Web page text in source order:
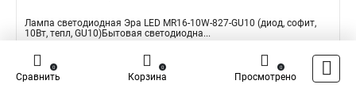
Лампа светодиодная Эра LED MR16-10W-827-GU10 (диод, софит,
10Вт, тепл, GU10)Бытовая светодиодна...
Подробнее
Наличие:
Сравнить
0
Корзина
0
Просмотрено
0